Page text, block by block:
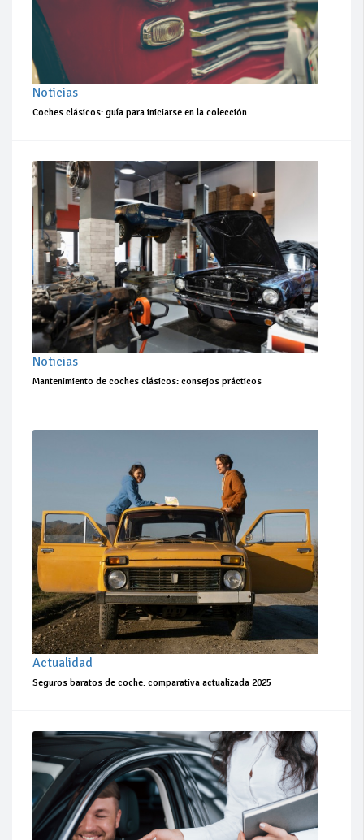
Noticias
Coches clásicos: guía para iniciarse en la colección
Noticias
Mantenimiento de coches clásicos: consejos prácticos
Actualidad
Seguros baratos de coche: comparativa actualizada 2025